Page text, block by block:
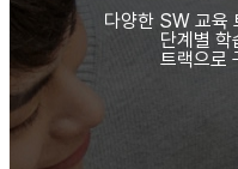
다양한 SW 교육
단계별 학
트랙으로